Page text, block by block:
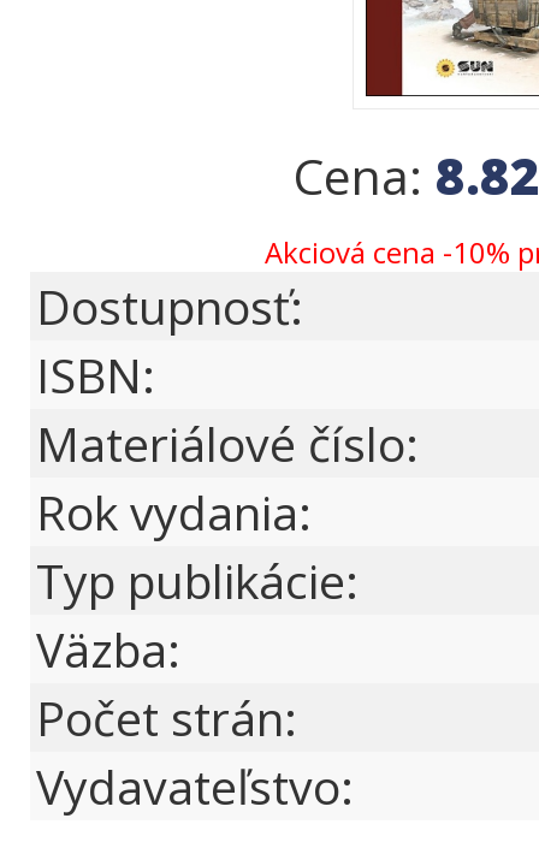
Cena:
Akciová cena -10%
Dostupnosť:
ISBN:
Materiálové číslo:
Rok vydania:
Typ publikácie:
Väzba:
Počet strán:
Vydavateľstvo: